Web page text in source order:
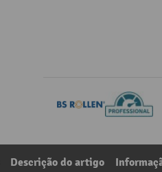
Descrição do artigo